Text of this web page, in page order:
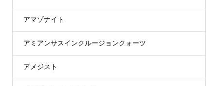
アマゾナイト
アミアンサスインクルージョンクォーツ
アメジスト